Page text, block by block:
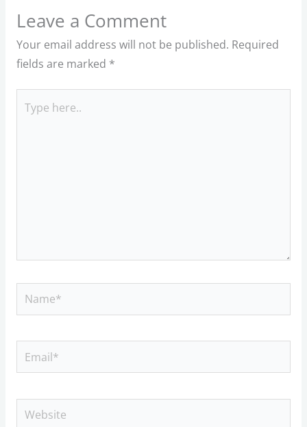
Leave a Comment
Your email address will not be published. Required
fields are marked *
here..
Name*
Email*
Website